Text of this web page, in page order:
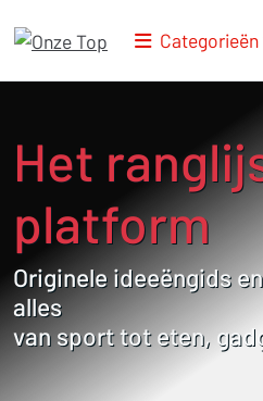
Categorieën
Het
platform
Originele ideeëngids
alles
van sport tot eten,